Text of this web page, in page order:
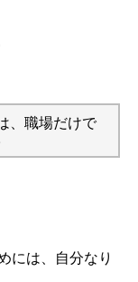
、職場だけで
には、自分なり